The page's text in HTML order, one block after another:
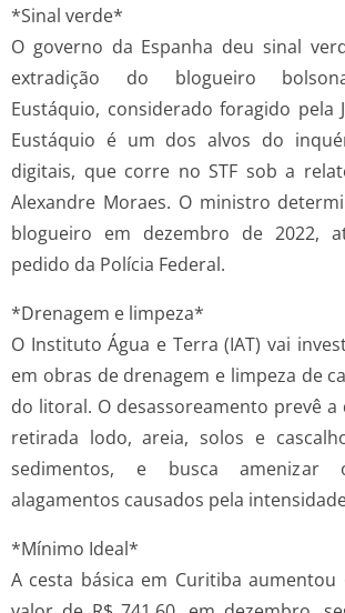
*Sinal verde*
O governo da Espanha deu sinal
extradição do blogueiro
Eustáquio, considerado foragido pela
Eustáquio é um dos alvos do
digitais, que corre no STF sob a
Alexandre Moraes. O ministro
blogueiro em dezembro de 2022,
pedido da Polícia Federal.
*Drenagem e limpeza*
O Instituto Água e Terra (IAT) vai
em obras de drenagem e limpeza de
do litoral. O desassoreamento prevê a
retirada lodo, areia, solos e
sedimentos, e busca
alagamentos causados pela
*Mínimo Ideal*
A cesta básica em Curitiba aumentou